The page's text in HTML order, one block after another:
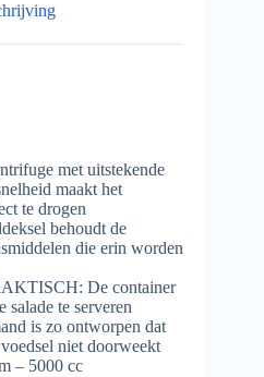
met uitstekende
maakt het
te drogen
behoudt de
die erin worden
De container
te serveren
is zo ontworpen dat
niet doorweekt
– 5000 cc